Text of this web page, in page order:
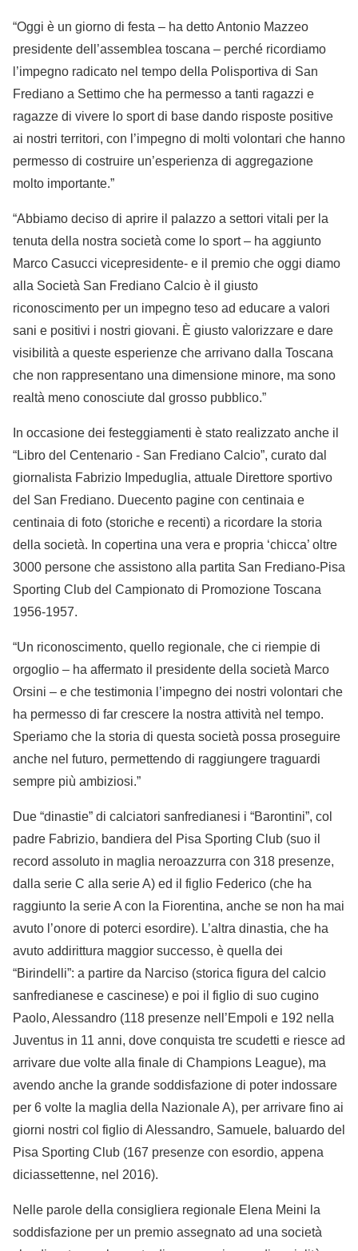
“Oggi è un giorno di festa – ha detto Antonio Mazzeo
presidente dell’assemblea toscana – perché ricordiamo
l’impegno radicato nel tempo della Polisportiva di San
Frediano a Settimo che ha permesso a tanti ragazzi e
ragazze di vivere lo sport di base dando risposte positive
ai nostri territori, con l’impegno di molti volontari che hanno
permesso di costruire un’esperienza di aggregazione
molto importante.”
“Abbiamo deciso di aprire il palazzo a settori vitali per la
tenuta della nostra società come lo sport – ha aggiunto
Marco Casucci vicepresidente- e il premio che oggi diamo
alla Società San Frediano Calcio è il giusto
riconoscimento per un impegno teso ad educare a valori
sani e positivi i nostri giovani. È giusto valorizzare e dare
visibilità a queste esperienze che arrivano dalla Toscana
che non rappresentano una dimensione minore, ma sono
realtà meno conosciute dal grosso pubblico.”
In occasione dei festeggiamenti è stato realizzato anche il
“Libro del Centenario - San Frediano Calcio”, curato dal
giornalista Fabrizio Impeduglia, attuale Direttore sportivo
del San Frediano. Duecento pagine con centinaia e
centinaia di foto (storiche e recenti) a ricordare la storia
della società. In copertina una vera e propria ‘chicca’ oltre
3000 persone che assistono alla partita San Frediano-Pisa
Sporting Club del Campionato di Promozione Toscana
1956-1957.
“Un riconoscimento, quello regionale, che ci riempie di
orgoglio – ha affermato il presidente della società Marco
Orsini – e che testimonia l’impegno dei nostri volontari che
ha permesso di far crescere la nostra attività nel tempo.
Speriamo che la storia di questa società possa proseguire
anche nel futuro, permettendo di raggiungere traguardi
sempre più ambiziosi.”
Due “dinastie” di calciatori sanfredianesi i “Barontini”, col
padre Fabrizio, bandiera del Pisa Sporting Club (suo il
record assoluto in maglia neroazzurra con 318 presenze,
dalla serie C alla serie A) ed il figlio Federico (che ha
raggiunto la serie A con la Fiorentina, anche se non ha mai
avuto l’onore di poterci esordire). L’altra dinastia, che ha
avuto addirittura maggior successo, è quella dei
“Birindelli”: a partire da Narciso (storica figura del calcio
sanfredianese e cascinese) e poi il figlio di suo cugino
Paolo, Alessandro (118 presenze nell’Empoli e 192 nella
Juventus in 11 anni, dove conquista tre scudetti e riesce ad
arrivare due volte alla finale di Champions League), ma
avendo anche la grande soddisfazione di poter indossare
per 6 volte la maglia della Nazionale A), per arrivare fino ai
giorni nostri col figlio di Alessandro, Samuele, baluardo del
Pisa Sporting Club (167 presenze con esordio, appena
diciassettenne, nel 2016).
Nelle parole della consigliera regionale Elena Meini la
soddisfazione per un premio assegnato ad una società